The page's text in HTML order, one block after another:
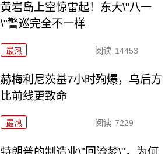
黄岩岛上空惊雷起！东大\"八一
\"警巡完全不一样
最热 阅读 14453
赫梅利尼茨基7小时殉爆，乌后方
比前线更致命
最热 阅读 7229